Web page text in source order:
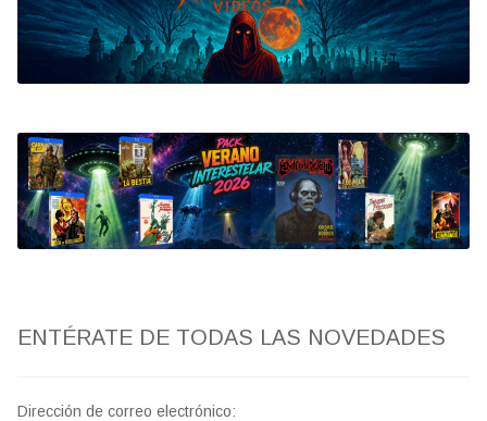
Bluray
Clasificada S
artwork
fantaterror
Jesús Franco
ENTÉRATE DE TODAS LAS NOVEDADES
Dirección de correo electrónico: